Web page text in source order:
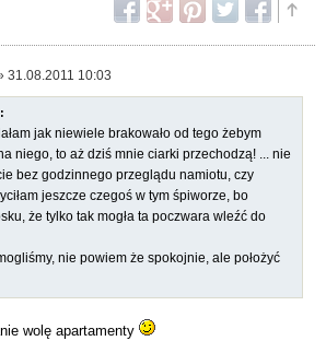
31.08.2011 10:03
jak niewiele brakowało od tego żebym
niego, to aż dziś mnie ciarki przechodzą! ... nie
bez godzinnego przeglądu namiotu, czy
jeszcze czegoś w tym śpiworze, bo
że tylko tak mogła ta poczwara wleźć do
nie powiem że spokojnie, ale położyć
wolę apartamenty